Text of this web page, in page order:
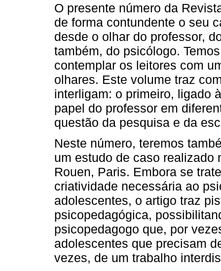
O presente número da
de forma contundente o seu
desde o olhar do professor,
também, do psicólogo.
contemplar os leitores com
olhares. Este volume traz
interligam: o primeiro, ligado
papel do professor em
questão da pesquisa e da
Neste número, teremos
um estudo de caso realizado
Rouen, Paris. Embora se
criatividade necessária ao
adolescentes, o artigo traz
psicopedagógica,
psicopedagogo que, por
adolescentes que precisam
vezes, de um trabalho